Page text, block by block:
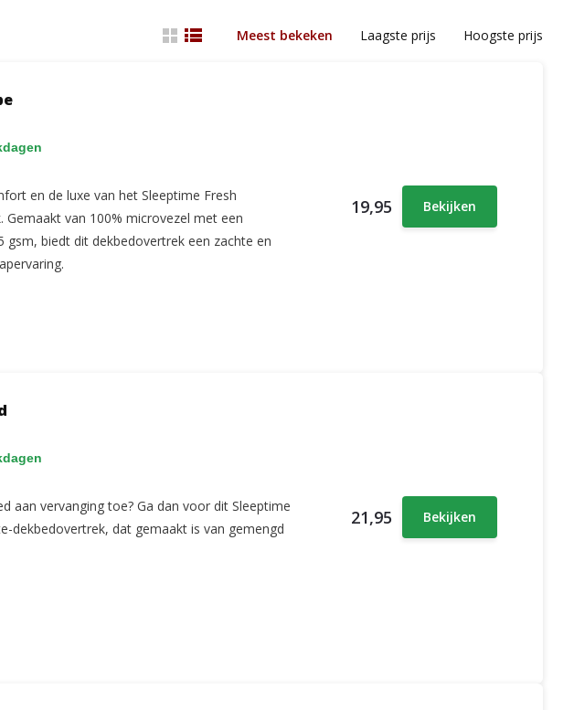
Meest bekeken Laagste prijs Hoogste prijs
en de luxe van het Sleeptime Fresh
Gemaakt van 100% microvezel met een
gsm, biedt dit dekbedovertrek een zachte en
19,95 Bekijken
aan vervanging toe? Ga dan voor dit Sleeptime
dekbedovertrek, dat gemaakt is van gemengd
21,95 Bekijken